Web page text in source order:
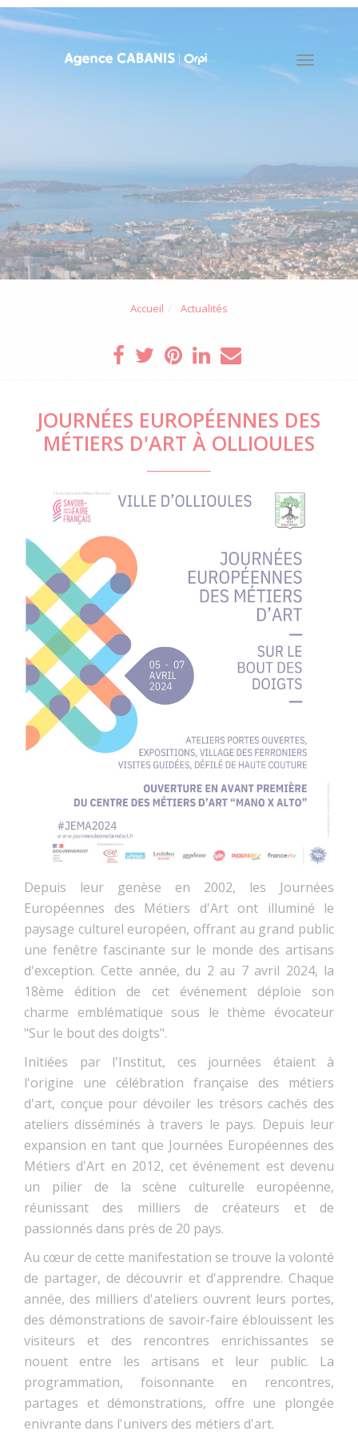
Toggle
Accueil Actualités
JOURNÉES EUROPÉENNES DES
MÉTIERS D'ART À OLLIOULES
Depuis leur genèse en 2002, les Journées
Européennes des Métiers d'Art ont illuminé le
paysage culturel européen, offrant au grand public
une fenêtre fascinante sur le monde des artisans
d'exception. Cette année, du 2 au 7 avril 2024, la
18ème édition de cet événement déploie son
charme emblématique sous le thème évocateur
"Sur le bout des doigts".
Initiées par l'Institut, ces journées étaient à
l'origine une célébration française des métiers
d'art, conçue pour dévoiler les trésors cachés des
ateliers disséminés à travers le pays. Depuis leur
expansion en tant que Journées Européennes des
Métiers d'Art en 2012, cet événement est devenu
un pilier de la scène culturelle européenne,
réunissant des milliers de créateurs et de
passionnés dans près de 20 pays.
Au cœur de cette manifestation se trouve la volonté
de partager, de découvrir et d'apprendre. Chaque
année, des milliers d'ateliers ouvrent leurs portes,
des démonstrations de savoir-faire éblouissent les
visiteurs et des rencontres enrichissantes se
nouent entre les artisans et leur public. La
programmation, foisonnante en rencontres,
partages et démonstrations, offre une plongée
enivrante dans l'univers des métiers d'art.